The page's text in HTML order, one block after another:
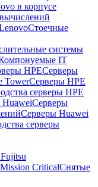
в корпусе
Стоечные
системы
IT
HPEСерверы
TowerСерверы HPE
серверы HPE
HuaweiСерверы
Серверы Huawei
серверы
CriticalСнятые